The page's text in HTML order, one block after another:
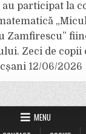
au participat la
„Micul
Zamfirescu”
Zeci de copii
12/06/2026
MENU